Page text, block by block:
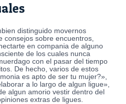
distinguido movernos
consejos sobre encuentros,
en compania de alguno
de los cuales nunca
con el pasar del tiempo
De hecho, varios de estos
es apto de ser tu mujer?»,
a lo largo de algun ligue»,
algun amorio vestir dentro del
extras de ligues.